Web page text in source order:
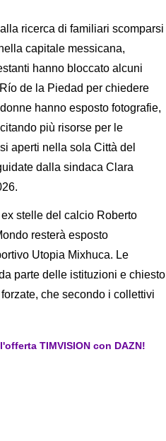
ricerca di familiari scomparsi
capitale messicana,
hanno bloccato alcuni
de la Piedad per chiedere
hanno esposto fotografie,
più risorse per le
aperti nella sola Città del
dalla sindaca Clara
stelle del calcio Roberto
resterà esposto
Utopia Mixhuca. Le
parte delle istituzioni e chiesto
che secondo i collettivi
TIMVISION con DAZN!